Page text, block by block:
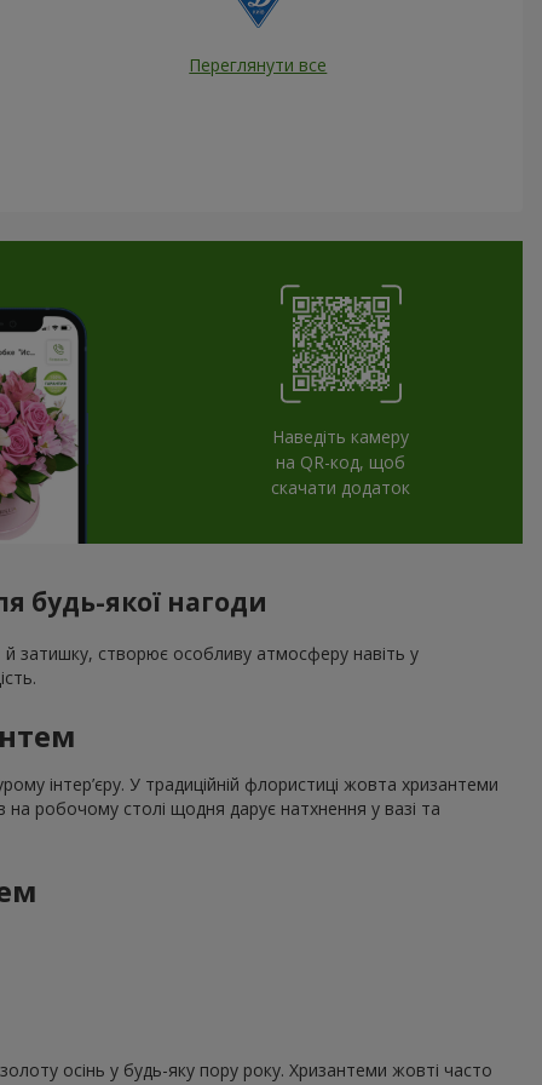
Переглянути все
Наведіть камеру
на QR-код, щоб
скачати додаток
будь-якої нагоди
й затишку, створює особливу атмосферу навіть у
інтер’єру. У традиційній флористиці жовта хризантеми
на робочому столі щодня дарує натхнення у вазі та
осінь у будь-яку пору року. Хризантеми жовті часто